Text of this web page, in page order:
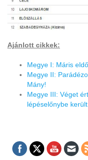
Ajánlott cikkek:
Megye I: Máris
Megye II:
Mány!
Megye III: Véget
lépéselőnybe